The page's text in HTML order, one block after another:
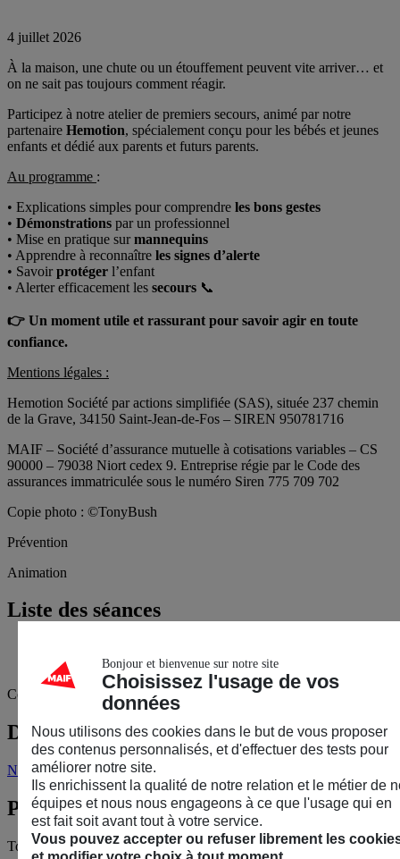
4 juillet 2026
À la maison, une chute ou un étouffement peuvent vite arriver… et
on ne sait pas toujours comment réagir.
Participez à notre atelier de premiers secours, animé par notre
partenaire Hemotion, spécialement conçu pour les bébés et jeunes
enfants et dédié aux parents et futurs parents.
Au programme :
• Explications simples pour comprendre les bons gestes
• Démonstrations par un professionnel
• Mise en pratique surmannequins
• Apprendre à reconnaître les signes d’alerte
• Savoirprotéger l’enfant
• Alerter efficacement les secours 📞
👉 Un moment utile et rassurant pour savoir agir en toute
confiance.
Mentions légales :
Hemotion Société par actions simplifiée (SAS), située 237 chemin
de la Grave, 34150 Saint-Jean-de-Fos – SIREN 950781716
MAIF – Société d’assurance mutuelle à cotisations variables – CS
90000 – 79038 Niort cedex 9. Entreprise régie par le Code des
assurances immatriculée sous le numéro Siren 775 709 702
Copie photo : ©TonyBush
Prévention
Animation
Liste des séances
10h30 à 12h00
Complet
Événement complet
Des questions sur l’événement ?
Nous écrire
Publics
Tout public.
Bonjour et bienvenue sur notre site
Choisissez l'usage de vos
données
Nous utilisons des cookies dans le but de vous proposer
des contenus personnalisés, et d'effectuer des tests pour
améliorer notre site.
Ils enrichissent la qualité de notre relation et le métier de
équipes et nous nous engageons à ce que l'usage qui en
est fait soit avant tout à votre service.
Vous pouvez accepter ou refuser librement les